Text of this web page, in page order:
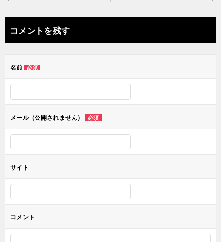
ナ
ビ
ー
ン
コメントを残す
名前 必須
メール（公開されません） 必須
サイト
コメント